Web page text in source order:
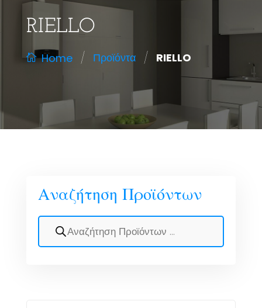
RIELLO
Home / Προϊόντα / RIELLO
Αναζήτηση Προϊόντων